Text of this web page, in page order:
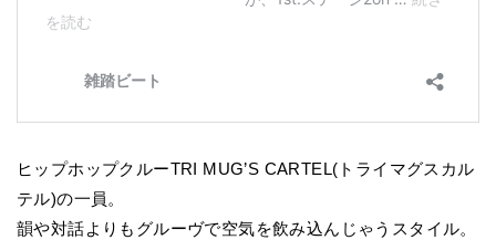
ヒップホップクルーTRI MUG’S CARTEL(トライマグスカル
テル)の一員。
韻や対話よりもグルーヴで空気を飲み込んじゃうスタイル。